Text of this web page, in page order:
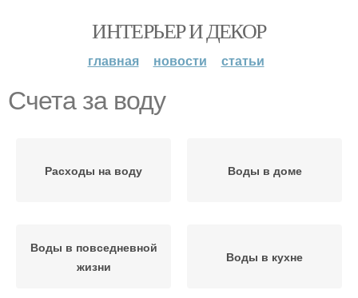
ИНТЕРЬЕР И ДЕКОР
главная новости статьи
Счета за воду
Расходы на воду Воды в доме
Воды в повседневной
жизни
Воды в кухне